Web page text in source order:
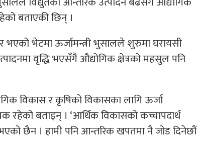
बताएकी छिन् ।
भएको भेटमा ऊर्जामन्त्री भुसालले शुरुमा घरायसी
वृद्धि भएसँगै औद्योगिक क्षेत्रको महसुल पनि
विकास र कृषिको विकासका लागि ऊर्जा
बताइन् । ‘आर्थिक विकासको कच्चापदार्थ
भएको छैन । हामी पनि आन्तरिक खपतमा नै जोड दिनेछौं